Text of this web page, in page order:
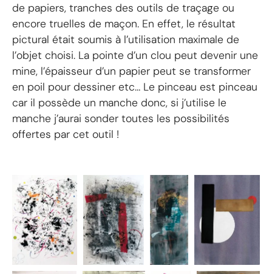
de papiers, tranches des outils de traçage ou
encore truelles de maçon. En effet, le résultat
pictural était soumis à l’utilisation maximale de
l’objet choisi. La pointe d’un clou peut devenir une
mine, l’épaisseur d’un papier peut se transformer
en poil pour dessiner etc… Le pinceau est pinceau
car il possède un manche donc, si j’utilise le
manche j’aurai sonder toutes les possibilités
offertes par cet outil !